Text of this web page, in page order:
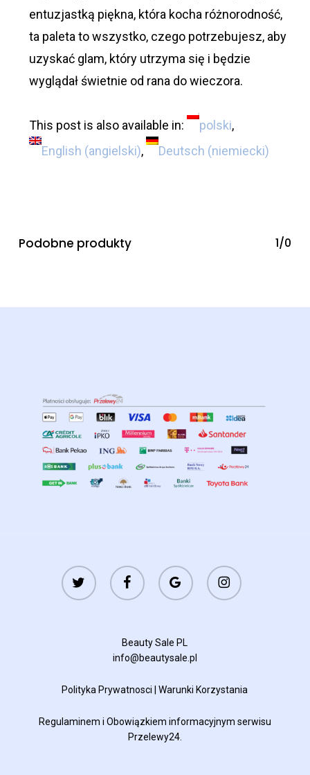
entuzjastką piękna, która kocha różnorodność,
ta paleta to wszystko, czego potrzebujesz, aby
uzyskać glam, który utrzyma się i będzie
wyglądał świetnie od rana do wieczora.
This post is also available in:
polski
English (angielski) Deutsch (niemiecki)
Podobne produkty 1/0
twitter facebook
google-
plus
instagram
Beauty Sale PL
info@beautysale.pl
Polityka Prywatnosci |Warunki Korzystania
Regulaminem i Obowiązkiem informacyjnym serwisu
Przelewy24.